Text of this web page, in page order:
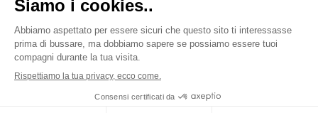
Farmacia Boccaccio
- Numero R.E.A.: 1041523